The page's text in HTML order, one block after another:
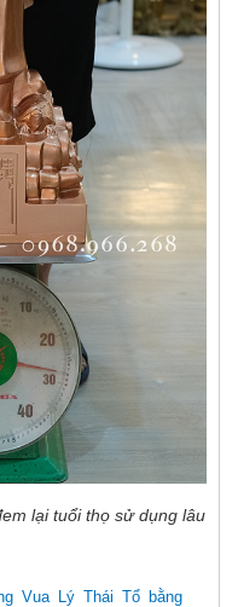
lại tuổi thọ sử dụng lâu
Vua Lý Thái Tổ bằng